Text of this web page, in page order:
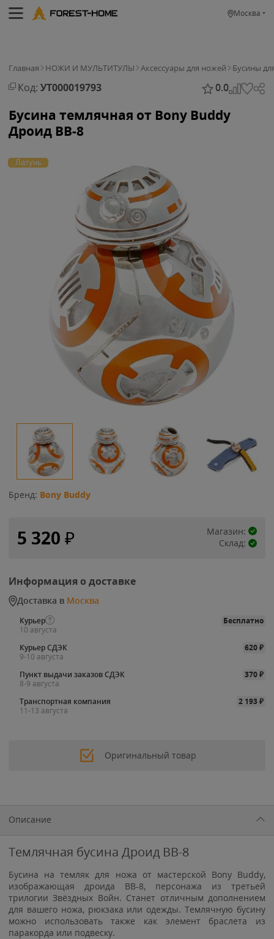
Москва
Главная НОЖИ И МУЛЬТИТУЛЫ Аксессуары для ножей Бусины
Код: УТ000019793 0.0
Бусина темлячная от Bony Buddy
Дроид BB-8
Латунь
Бренд: Bony Buddy
5 320 ₽
Магазин:
Склад:
Информация о доставке
Доставка в Москва
Курьер
Бесплатно
10 августа
Курьер СДЭК
620₽
9-10 августа
Пункт выдачи заказов СДЭК
370₽
8-9 августа
Транспортная компания
2 193₽
11-13 августа
Оригинальный товар
Описание
Темлячная бусина Дроид BB-8
Бусина на темляк для ножа от мастерской Bony Buddy,
изображающая дроида BB-8, персонажа из третьей
трилогии Звёздных Войн. Станет отличным дополнением
для вашего ножа, рюкзака или одежды. Темлячную бусину
можно использовать также как элемент браслета из
паракорда или подвеску.